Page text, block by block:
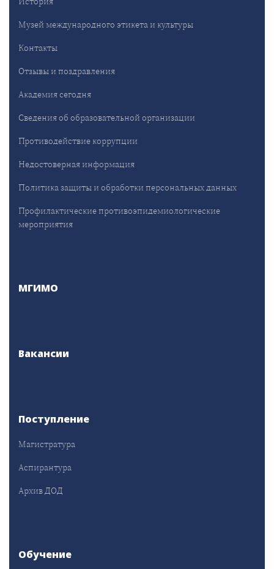
Музей международного этикета и культуры
Контакты
Отзывы и поздравления
Академия сегодня
Сведения об образовательной организации
Противодействие коррупции
Недостоверная информация
Политика защиты и обработки персональных данных
Профилактические противоэпидемиологические
мероприятия
МГИМО
Вакансии
Поступление
Магистратура
Аспирантура
Архив ДОД
Обучение